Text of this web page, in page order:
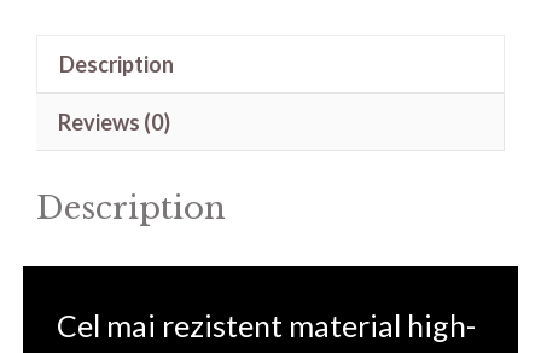
Description
Reviews (0)
Description
Cel mai rezistent material high-